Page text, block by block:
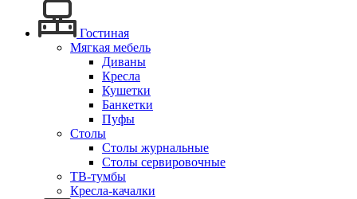
Гостиная
Мягкая мебель
Диваны
Кресла
Кушетки
Банкетки
Пуфы
Столы
Столы журнальные
Столы сервировочные
ТВ-тумбы
Кресла-качалки